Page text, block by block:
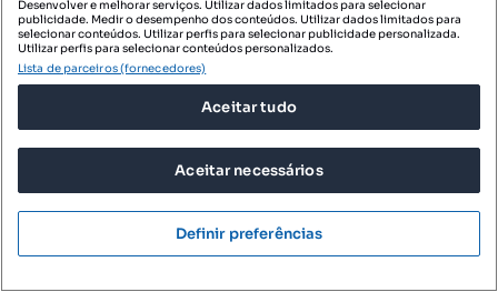
Desenvolver e melhorar serviços. Utilizar dados limitados para selecionar
publicidade. Medir o desempenho dos conteúdos. Utilizar dados limitados para
selecionar conteúdos. Utilizar perfis para selecionar publicidade personalizada.
Utilizar perfis para selecionar conteúdos personalizados.
Lista de parceiros (fornecedores)
Aceitar tudo
Aceitar necessários
Definir preferências